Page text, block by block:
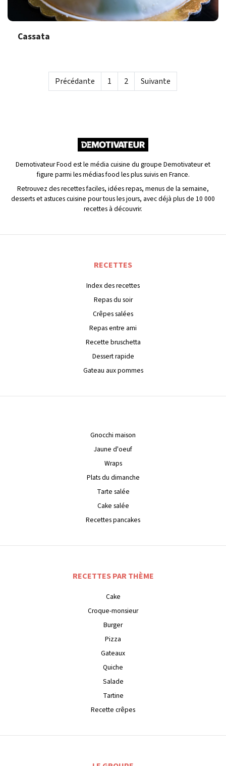
Cassata
Précédante 1 2 Suivante
Demotivateur Food est le média cuisine du groupe Demotivateur et
figure parmi les médias food les plus suivis en France.
Retrouvez des recettes faciles, idées repas, menus de la semaine,
desserts et astuces cuisine pour tous les jours, avec déjà plus de 10 000
recettes à découvrir.
RECETTES
Index des recettes
Repas du soir
Crêpes salées
Repas entre ami
Recette bruschetta
Dessert rapide
Gateau aux pommes
Gnocchi maison
Jaune d'oeuf
Wraps
Plats du dimanche
Tarte salée
Cake salée
Recettes pancakes
RECETTES PAR THÈME
Cake
Croque-monsieur
Burger
Pizza
Gateaux
Quiche
Salade
Tartine
Recette crêpes